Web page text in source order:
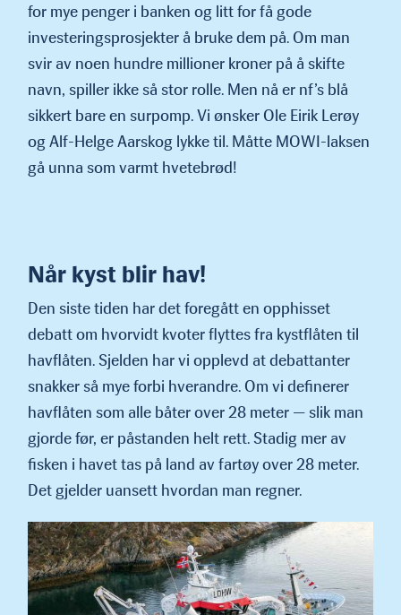
for mye penger i banken og litt for få gode
investeringsprosjekt­er å bruke dem på. Om man
svir av noen hundre millioner kroner på å skifte
navn, spiller ikke så stor rolle. Men nå er nf’s blå
sikkert bare en surpomp. Vi ønsker Ole Eirik Lerøy
og Alf-Helge Aarskog lykke til. Måtte MOWI-laksen
gå unna som varmt hvetebrød!
Når kyst blir hav!
Den siste tiden har det foregått en opphisset
debatt om hvorvidt kvoter flyttes fra kystflåten til
havflåten. Sjelden har vi opplevd at debattanter
snakker så mye forbi hverandre. Om vi definerer
havflåten som alle båter over 28 meter — slik man
gjorde før, er påstanden helt rett. Stadig mer av
fisken i havet tas på land av fartøy over 28 meter.
Det gjelder uansett hvordan man regner.